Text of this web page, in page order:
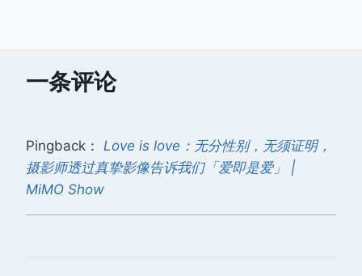
一条评论
Pingback： Love is love：无分性别，无须证明，
摄影师透过真挚影像告诉我们「爱即是爱」 |
MiMO Show